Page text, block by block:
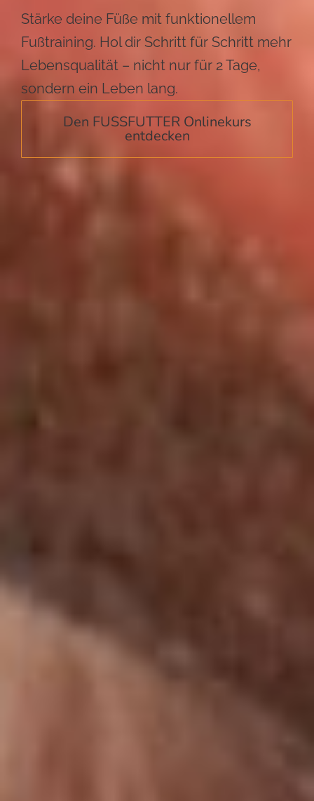
Stärke deine Füße mit funktionellem
Fußtraining. Hol dir Schritt für Schritt mehr
Lebensqualität – nicht nur für 2 Tage,
sondern ein Leben lang.
Den FUSSFUTTER Onlinekurs
entdecken